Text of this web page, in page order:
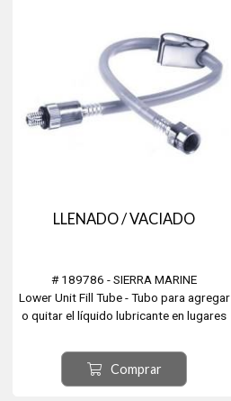
LLENADO / VACIADO
# 189786 - SIERRA MARINE
Lower Unit Fill Tube - Tubo para agregar
o quitar el líquido lubricante en lugares
cambio o rellenado de la valvulina. Ideal
para los pomos de 10oz. Con
adaptadores.
Comprar